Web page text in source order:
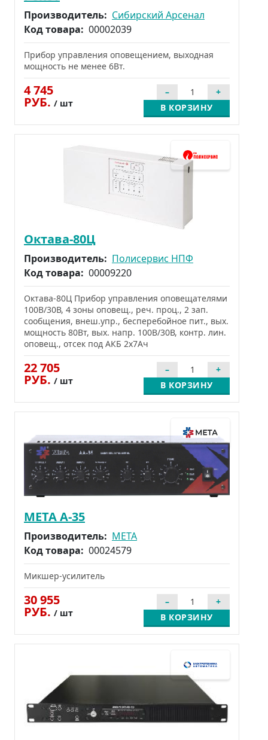
Производитель: Сибирский Арсенал
Код товара: 00002039
Прибор управления оповещением, выходная
мощность не менее 6Вт.
4 745
РУБ. / шт В КОРЗИНУ
Октава-80Ц
Производитель: Полисервис НПФ
Код товара: 00009220
Октава-80Ц Прибор управления оповещателями
100В/30В, 4 зоны оповещ., реч. проц., 2 зап.
сообщения, внеш.упр., бесперебойное пит., вых.
мощность 80Вт, вых. напр. 100В/30В, контр. лин.
оповещ., отсек под АКБ 2х7Ач
22 705
РУБ. / шт В КОРЗИНУ
МЕТА А-35
Производитель: МЕТА
Код товара: 00024579
Микшер-усилитель
30 955
РУБ. / шт В КОРЗИНУ